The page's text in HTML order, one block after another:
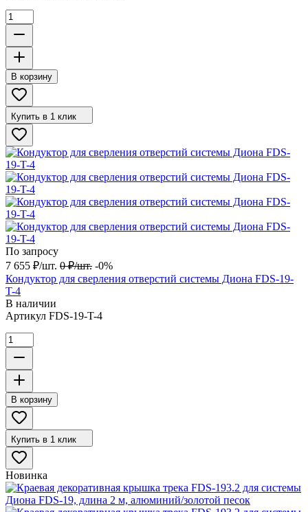
В корзину
Купить в 1 клик
По запросу
7 655 ₽/шт. 0 ₽/шт. -0%
Кондуктор для сверления отверстий системы Диона FDS-19-
T-4
В наличии
Артикул FDS-19-T-4
В корзину
Купить в 1 клик
Новинка